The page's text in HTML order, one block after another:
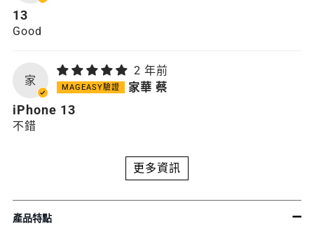
13
Good
家
2 年前
家華 蔡
iPhone 13
不錯
更多資訊
產品特點